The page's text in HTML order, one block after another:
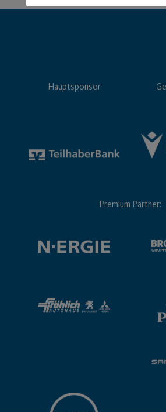
Hauptsponsor
Premium Partner: